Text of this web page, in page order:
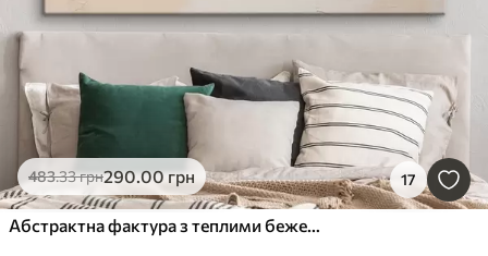
483.33грн290.00грн 17
Абстрактна фактура з теплими бежевими мазками